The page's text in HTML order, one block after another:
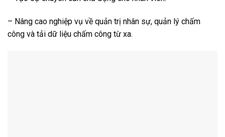
– Nâng cao nghiệp vụ về quản trị nhân sự, quản lý chấm
công và tải dữ liệu chấm công từ xa.